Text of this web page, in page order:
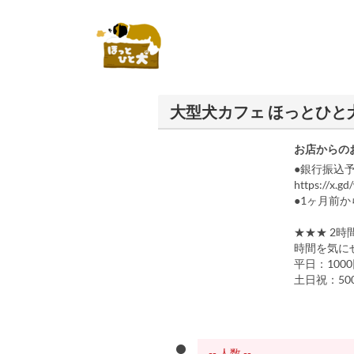
大型犬カフェ ほっとひと
お店からの
●銀行振込
https://
●1ヶ月前
★★★ 2時
時間を気に
平日：
土日祝：